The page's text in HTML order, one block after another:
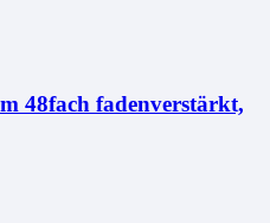
48fach fadenverstärkt,